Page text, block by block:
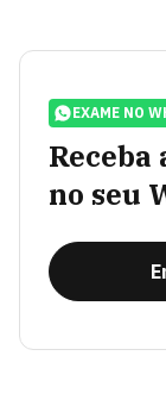
EXAME NO
Receba
no seu